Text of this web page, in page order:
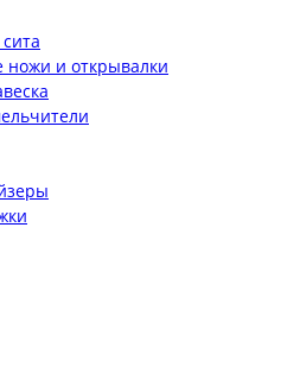
ножи и открывалки